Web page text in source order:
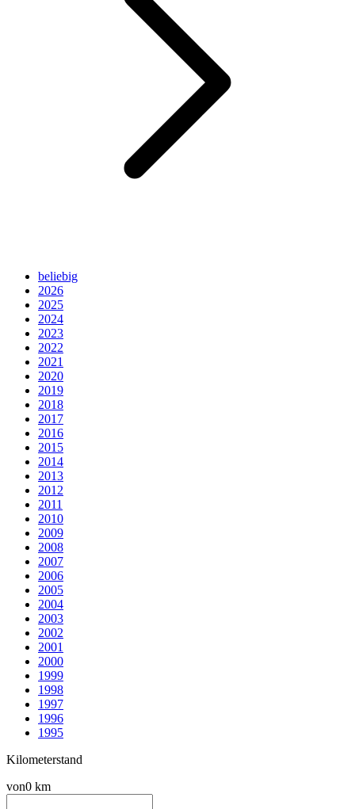
beliebig
2026
2025
2024
2023
2022
2021
2020
2019
2018
2017
2016
2015
2014
2013
2012
2011
2010
2009
2008
2007
2006
2005
2004
2003
2002
2001
2000
1999
1998
1997
1996
1995
Kilometerstand
von0 km